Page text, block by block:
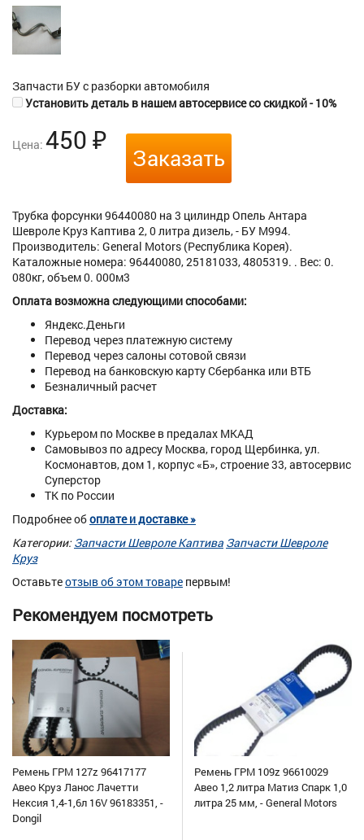
Запчасти БУ с разборки автомобиля
Установить деталь в нашем автосервисе со скидкой - 10%
Цена: 450 ₽
Заказать
Трубка форсунки 96440080 на 3 цилиндр Опель Антара
Шевроле Круз Каптива 2, 0 литра дизель, - БУ М994.
Производитель: General Motors (Республика Корея).
Каталожные номера: 96440080, 25181033, 4805319. . Вес: 0.
080кг, объем 0. 000м3
Оплата возможна следующими способами:
Яндекс.Деньги
Перевод через платежную систему
Перевод через салоны сотовой связи
Перевод на банковскую карту Сбербанка или ВТБ
Безналичный расчет
Доставка:
Курьером по Москве в предалах МКАД
Самовывоз по адресу Москва, город Щербинка, ул.
Космонавтов, дом 1, корпус «Б», строение 33, автосервис
Суперстор
ТК по России
Подробнее обоплате и доставке »
Категории: Запчасти Шевроле Каптива Запчасти Шевроле
Круз
Оставьтеотзыв об этом товаре первым!
Рекомендуем посмотреть
Ремень ГРМ 127z 96417177
Авео Круз Ланос Лачетти
Нексия 1,4-1,6л 16V 96183351, -
Dongil
Ремень ГРМ 109z 96610029
Авео 1,2 литра Матиз Спарк 1,0
литра 25 мм, - General Motors